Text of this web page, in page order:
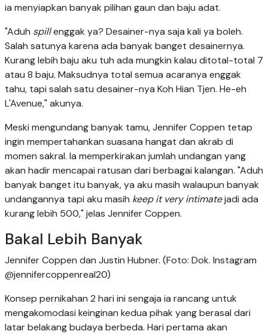
ia menyiapkan banyak pilihan gaun dan baju adat.
"Aduh spillenggak ya? Desainer-nya saja kali ya boleh.
Salah satunya karena ada banyak banget desainernya.
Kurang lebih baju aku tuh ada mungkin kalau ditotal-total 7
atau 8 baju. Maksudnya total semua acaranya enggak
tahu, tapi salah satu desainer-nya Koh Hian Tjen. He-eh
L'Avenue," akunya.
Meski mengundang banyak tamu, Jennifer Coppen tetap
ingin mempertahankan suasana hangat dan akrab di
momen sakral. Ia memperkirakan jumlah undangan yang
akan hadir mencapai ratusan dari berbagai kalangan. "Aduh
banyak banget itu banyak, ya aku masih walaupun banyak
undangannya tapi aku masih keep it very intimatejadi ada
kurang lebih 500," jelas Jennifer Coppen.
Bakal Lebih Banyak
Jennifer Coppen dan Justin Hubner. (Foto: Dok. Instagram
@jennifercoppenreal20)
Konsep pernikahan 2 hari ini sengaja ia rancang untuk
mengakomodasi keinginan kedua pihak yang berasal dari
latar belakang budaya berbeda. Hari pertama akan